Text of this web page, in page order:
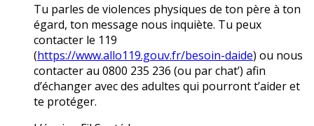
Tu parles de violences physiques de ton père à ton
égard, ton message nous inquiète. Tu peux
contacter le 119
(https://www.allo119.gouv.fr/besoin-daide) ou nous
contacter au 0800 235 236 (ou par chat’) afin
d’échanger avec des adultes qui pourront t’aider et
te protéger.